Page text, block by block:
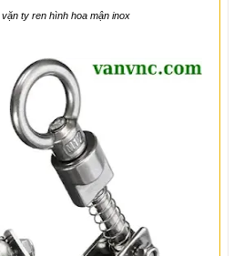
ty ren hình hoa mận inox